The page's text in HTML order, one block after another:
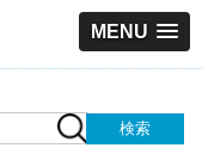
MENU